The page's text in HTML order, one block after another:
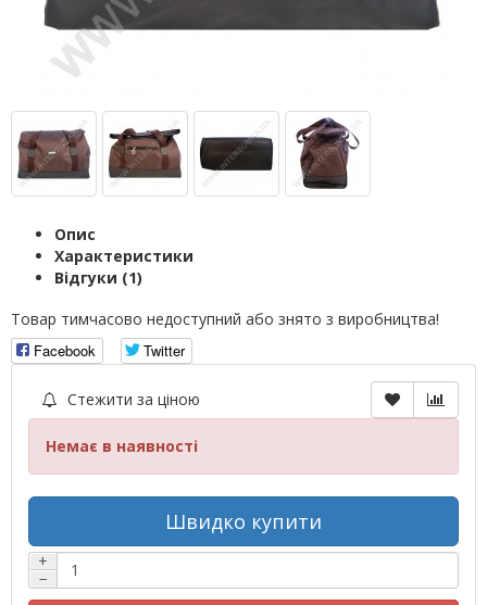
Опис
Характеристики
Відгуки (1)
Товар тимчасово недоступний або знято з виробництва!
Facebook
Twitter
Стежити за ціною
Немає в наявності
Швидко купити
+
−